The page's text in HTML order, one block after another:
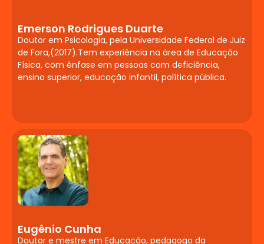
Saúde mental na infância e adolescência.
Transtornos emocionais e
comportamentais no contexto escolar.
Estratégias de acolhimento e mediação
de conflitos. Cuidado com o bem-estar
Tecnologias
Assistivas e Recursos
Digitais para Inclusão
Fundamentos da tecnologia assistiva e
das TIC na educação. Softwares,
acessibilidade. Ambientes digitais de
Emerson Rodrigues Duarte
Doutor em Psicologia, pela Universidade Federal de Juiz
de Fora,(2017).Tem experiência na área de Educação
Física, com ênfase em pessoas com deficiência,
ensino superior, educação infantil, política pública.
Eugênio Cunha
Doutor e mestre em Educação, pedagogo da